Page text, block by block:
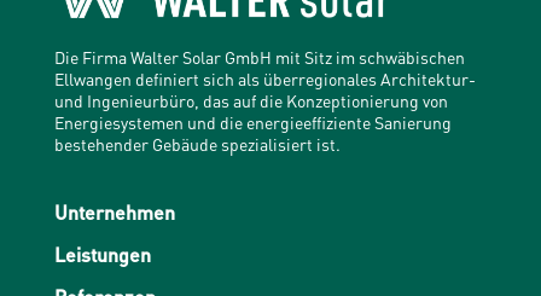
Die Firma Walter Solar GmbH mit Sitz im schwäbischen
Ellwangen definiert sich als überregionales Architektur-
und Ingenieurbüro, das auf die Konzeptionierung von
Energiesystemen und die energieeffiziente Sanierung
bestehender Gebäude spezialisiert ist.
Unternehmen
Leistungen